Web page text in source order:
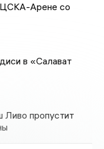
Арене со
в «Салават
пропустит